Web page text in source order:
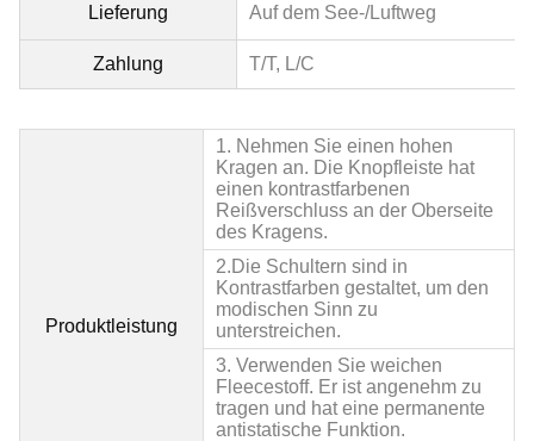
Lieferung Auf dem See-/Luftweg
Zahlung T/T, L/C
Produktleistung
1. Nehmen Sie einen hohen
Kragen an. Die Knopfleiste hat
einen kontrastfarbenen
Reißverschluss an der Oberseite
des Kragens.
2. Die Schultern sind in
Kontrastfarben gestaltet, um den
modischen Sinn zu
unterstreichen.
3. Verwenden Sie weichen
Fleecestoff. Er ist angenehm zu
tragen und hat eine permanente
antistatische Funktion.